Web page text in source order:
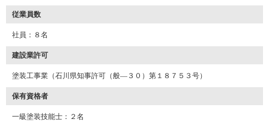
工事店番号
従業員数
社員：８名
建設業許可
塗装工事業（石川県知事許可（般―３０）第１８７５３号）
保有資格者
一級塗装技能士：２名